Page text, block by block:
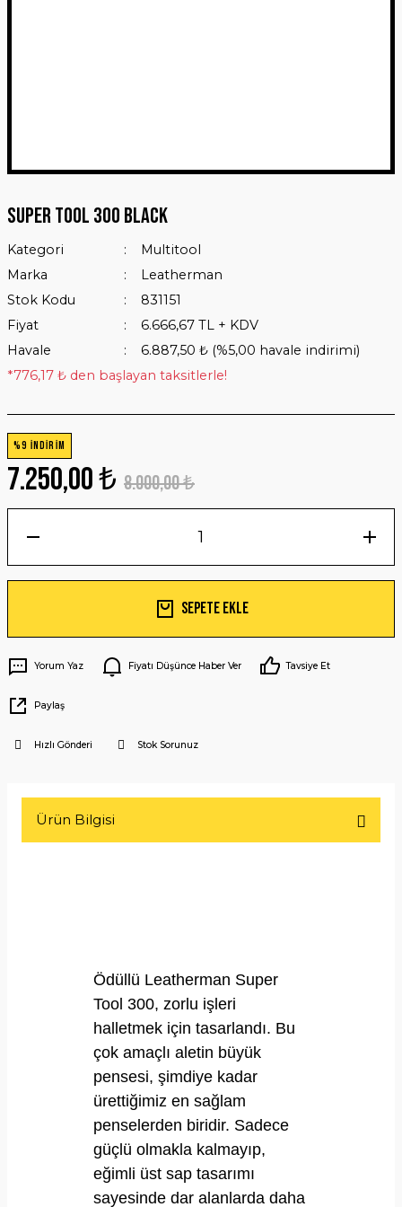
Super Tool 300 Black
Kategori
Multitool
Marka
Leatherman
Stok Kodu
831151
Fiyat
6.666,67 TL + KDV
Havale
6.887,50 ₺ (%5,00 havale indirimi)
*776,17 ₺ den başlayan taksitlerle!
%9 İNDİRİM
7.250,00 ₺ 8.000,00 ₺
Sepete Ekle
Yorum Yaz Fiyatı Düşünce Haber Ver Tavsiye Et
Paylaş
Hızlı Gönderi Stok Sorunuz
Ürün Bilgisi
Ödüllü Leatherman Super
Tool 300, zorlu işleri
halletmek için tasarlandı. Bu
çok amaçlı aletin büyük
pensesi, şimdiye kadar
ürettiğimiz en sağlam
penselerden biridir. Sadece
güçlü olmakla kalmayıp,
eğimli üst sap tasarımı
sayesinde dar alanlarda daha